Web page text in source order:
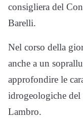
consigliera del
Barelli.
Nel corso della
anche a un
approfondire le
idrogeologiche del
Lambro.